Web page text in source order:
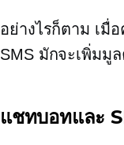
อย่างไรก็ตาม เมื่
SMS มักจะเพิ่มมู
แชทบอทและ